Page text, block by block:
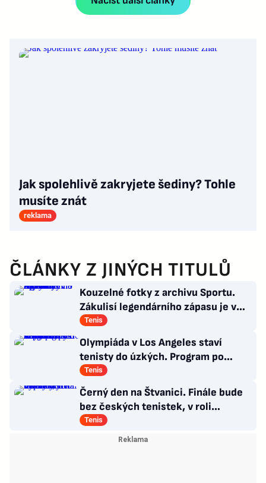
Jak spolehlivě zakryjete šediny? Tohle
musíte znát
reklama
ČLÁNKY Z JINÝCH TITULŮ
Kouzelné fotky z archivu Sportu.
Zákulisí legendárního zápasu je v
Síni slávy na Štvanici
Tenis
Olympiáda v Los Angeles staví
tenisty do úzkých. Program po
Wimbledonu mnohé z nich nepotěší
Tenis
Černý den na Štvanici. Finále bude
bez českých tenistek, v roli
favoritek vypadly
Tenis